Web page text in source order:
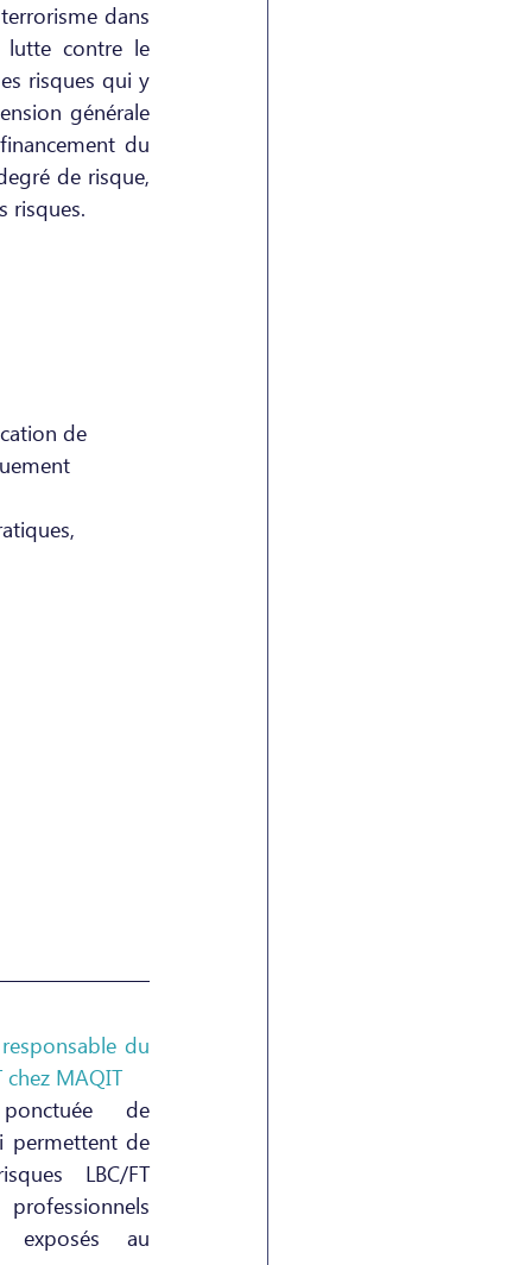
dans
lutte contre le
risques qui y
générale
du
de risque,
risques.
de
du
chez MAQIT
de
permettent de
LBC/FT
exposés au